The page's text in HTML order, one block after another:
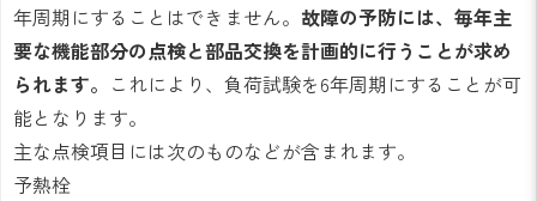
年周期にすることはできません。 故障の予防には、毎年主
要な機能部分の点検と部品交換を計画的に行うことが求め
られます。 これにより、負荷試験を6年周期にすることが可
能となります。
主な点検項目には次のものなどが含まれます。
予熱栓